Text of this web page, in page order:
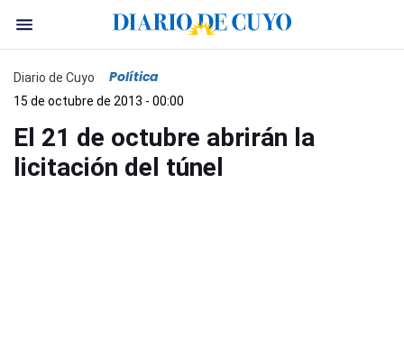
Diario de Cuyo Política
15 de octubre de 2013 - 00:00
El 21 de octubre abrirán la
licitación del túnel